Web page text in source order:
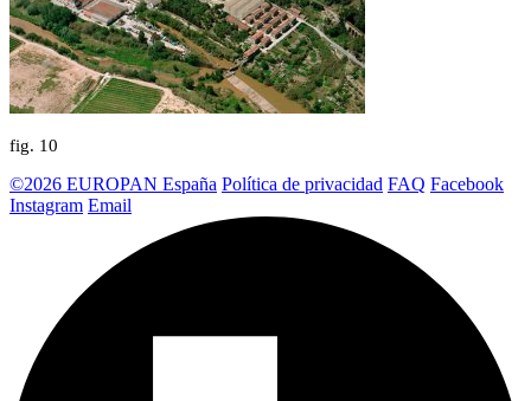
fig. 10
©2026 EUROPAN España Política de privacidad FAQ Facebook
Instagram Email